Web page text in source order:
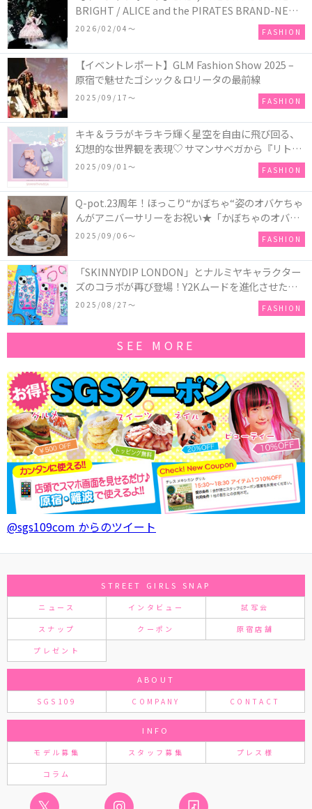
BRIGHT / ALICE and the PIRATES BRAND-NEW
COLLECTION in TOKYO
2026/02/04〜 FASHION
【イベントレポート】GLM Fashion Show 2025 –
原宿で魅せたゴシック＆ロリータの最前線
2025/09/17〜 FASHION
キキ＆ララがキラキラ輝く星空を自由に飛び回る、
幻想的な世界観を表現♡ サマンサベガから『リトル
ツインスターズ』50周年アニバーサリーイヤー』を
2025/09/01〜 FASHION
Q-pot.23周年！ほっこり“かぼちゃ“姿のオバケちゃ
んがアニバーサリーをお祝い★「かぼちゃのオバケ
ーキアクセサリー」が新発売！Q-pot CAFE.では
「かぼちゃのオバケーキプレート」も登場
2025/09/06〜 FASHION
「SKINNYDIP LONDON」とナルミヤキャラクター
ズのコラボが再び登場！Y2Kムードを進化させた新
作コレクションを発売♪
2025/08/27〜 FASHION
SEE MORE
@sgs109com からのツイート
STREET GIRLS SNAP
ニュース インタビュー 試写会
スナップ クーポン 原宿店舗
プレゼント
ABOUT
SGS109 COMPANY CONTACT
INFO
モデル募集 スタッフ募集 プレス様
コラム